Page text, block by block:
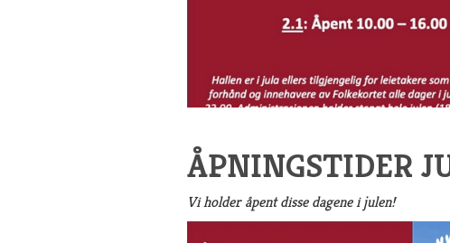
ÅPNINGSTIDER
Vi holder åpent disse dagene i julen!